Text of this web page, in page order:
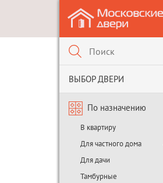
ВЫБОР ДВЕРИ
По назначению
В квартиру
Для частного дома
Для дачи
Тамбурные